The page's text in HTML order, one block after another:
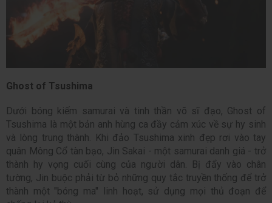
Ghost of Tsushima
Dưới bóng kiếm samurai và tinh thần võ sĩ đạo, Ghost of
Tsushima là một bản anh hùng ca đầy cảm xúc về sự hy sinh
và lòng trung thành. Khi đảo Tsushima xinh đẹp rơi vào tay
quân Mông Cổ tàn bạo, Jin Sakai - một samurai danh giá - trở
thành hy vọng cuối cùng của người dân. Bị đẩy vào chân
tường, Jin buộc phải từ bỏ những quy tắc truyền thống để trở
thành một "bóng ma" linh hoạt, sử dụng mọi thủ đoạn để